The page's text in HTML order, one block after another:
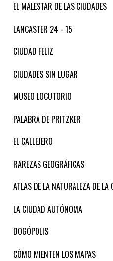
EL MALESTAR DE LAS CIUDADES
LANCASTER 24 - 15
CIUDAD FELIZ
CIUDADES SIN LUGAR
MUSEO LOCUTORIO
PALABRA DE PRITZKER
EL CALLEJERO
RAREZAS GEOGRÁFICAS
ATLAS DE LA NATURALEZA DE
LA CIUDAD AUTÓNOMA
DOGÓPOLIS
CÓMO MIENTEN LOS MAPAS